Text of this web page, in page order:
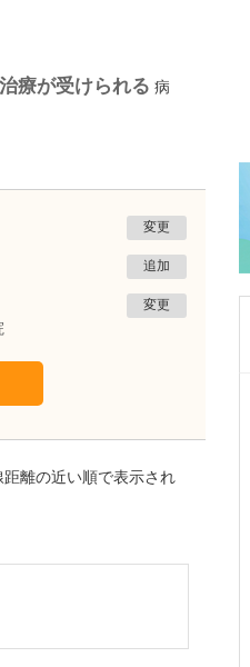
療が受けられる 病
変更
追加
変更
距離の近い順で表示され
副院長 取材記事
代院
ここ